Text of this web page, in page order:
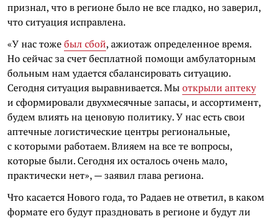
признал, что в регионе было не все гладко, но заверил,
что ситуация исправлена.
«У нас тожебыл сбой, ажиотаж определенное время.
Но сейчас за счет бесплатной помощи амбулаторным
больным нам удается сбалансировать ситуацию.
Сегодня ситуация выравнивается. Мыоткрыли аптеку
и сформировали двухмесячные запасы, и ассортимент,
будем влиять на ценовую политику. У нас есть свои
аптечные логистические центры региональные,
с которыми работаем. Влияем на все те вопросы,
которые были. Сегодня их осталось очень мало,
практически нет», — заявил глава региона.
Что касается Нового года, то Радаев не ответил, в каком
формате его будут праздновать в регионе и будут ли